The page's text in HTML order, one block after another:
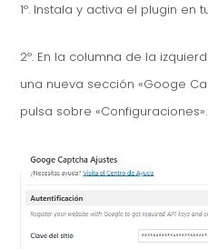
1º. Instala y activa el plugin en
2º. En la columna de la
una nueva sección «Googe
pulsa sobre «Configuraciones».